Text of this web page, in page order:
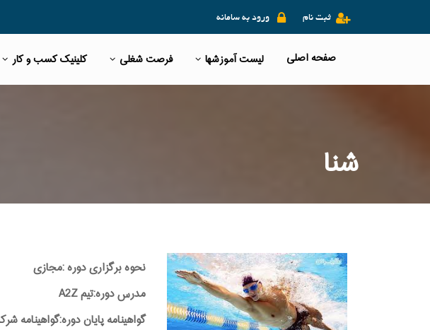
ورود به سامانه ثبت نام
صفحه اصلی لیست آموزشها فرصت شغلی کلینیک کسب و کار
شنا
نحوه برگزاری دوره :مجازی
مدرس دوره:تیم A2Z
گواهینامه پایان دوره:گواهینامه